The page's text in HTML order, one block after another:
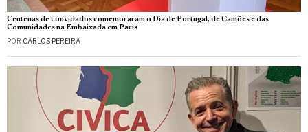
Centenas de convidados comemoraram o Dia de Portugal, de Camões e das
Comunidades na Embaixada em Paris
POR CARLOS PEREIRA